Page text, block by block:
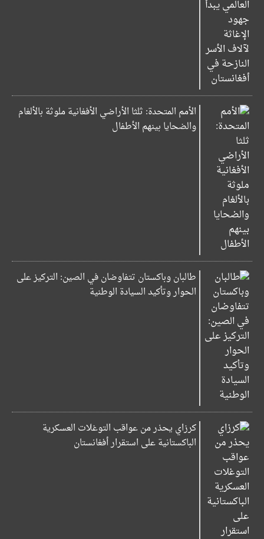
الأمم المتحدة: ثلثا الأراضي الأفغانية ملوثة بالألغام
والضحايا بينهم الأطفال
طالبان وباكستان تتفاوضان في الصين: التركيز على
الحوار وتأكيد السيادة الوطنية
كرزاي يحذر من عواقب التوغلات العسكرية
الباكستانية على استقرار أفغانستان